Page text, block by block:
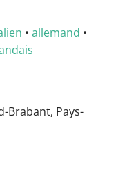
• allemand •
Brabant, Pays-